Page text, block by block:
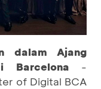
dalam Ajang
Barcelona -
of Digital BCA